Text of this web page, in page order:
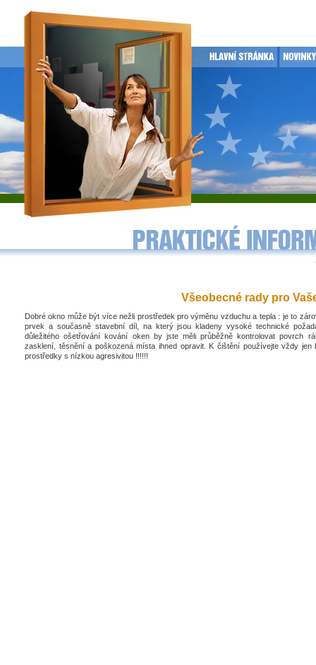
Všeobecné rady pro
Dobré okno může být více nežli prostředek pro výměnu vzduchu a tepla : je to
prvek a současně stavební díl, na který jsou kladeny vysoké technické
důležitého ošetřování kování oken by jste měli průběžně kontrolovat povrch
zasklení, těsnění a poškozená místa ihned opravit. K čištění používejte vždy jen
prostředky s nízkou agresivitou !!!!!!